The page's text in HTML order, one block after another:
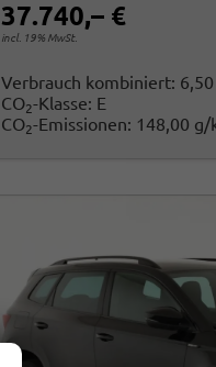
37.740,– €
incl. 19% MwSt.
Verbrauch kombiniert:
CO2-Klasse: E
CO2-Emissionen: 148,00 g/